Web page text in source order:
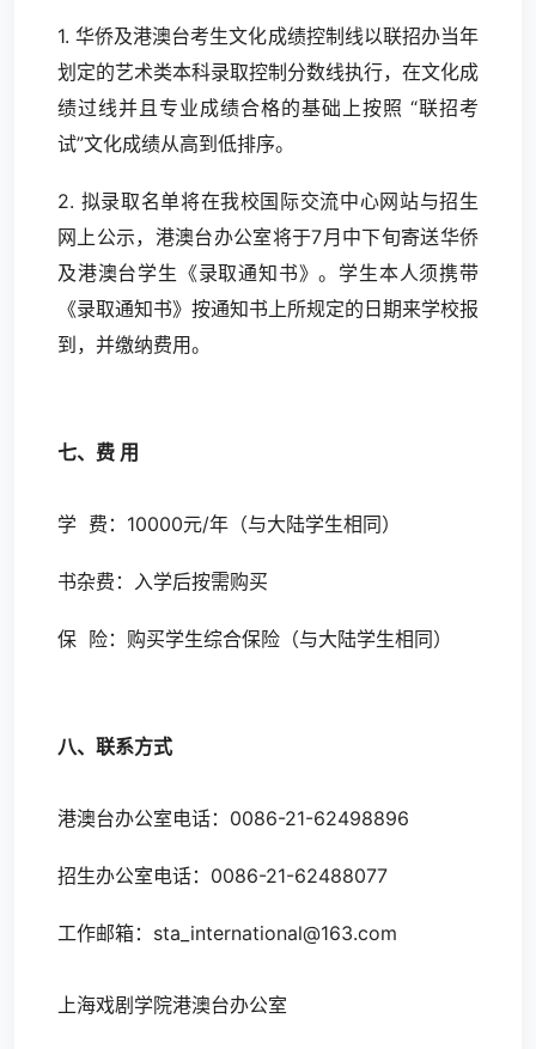
1. 华侨及港澳台考生文化成绩控制线以联招办当年
划定的艺术类本科录取控制分数线执行，在文化成
绩过线并且专业成绩合格的基础上按照 “联招考
试”文化成绩从高到低排序。
2. 拟录取名单将在我校国际交流中心网站与招生
网上公示，港澳台办公室将于7月中下旬寄送华侨
及港澳台学生《录取通知书》。学生本人须携带
《录取通知书》按通知书上所规定的日期来学校报
到，并缴纳费用。
七、费 用
学 费：10000元/年（与大陆学生相同）
书杂费：入学后按需购买
保 险：购买学生综合保险（与大陆学生相同）
八、联系方式
港澳台办公室电话：0086-21-62498896
招生办公室电话：0086-21-62488077
工作邮箱：sta_international@163.com
上海戏剧学院港澳台办公室